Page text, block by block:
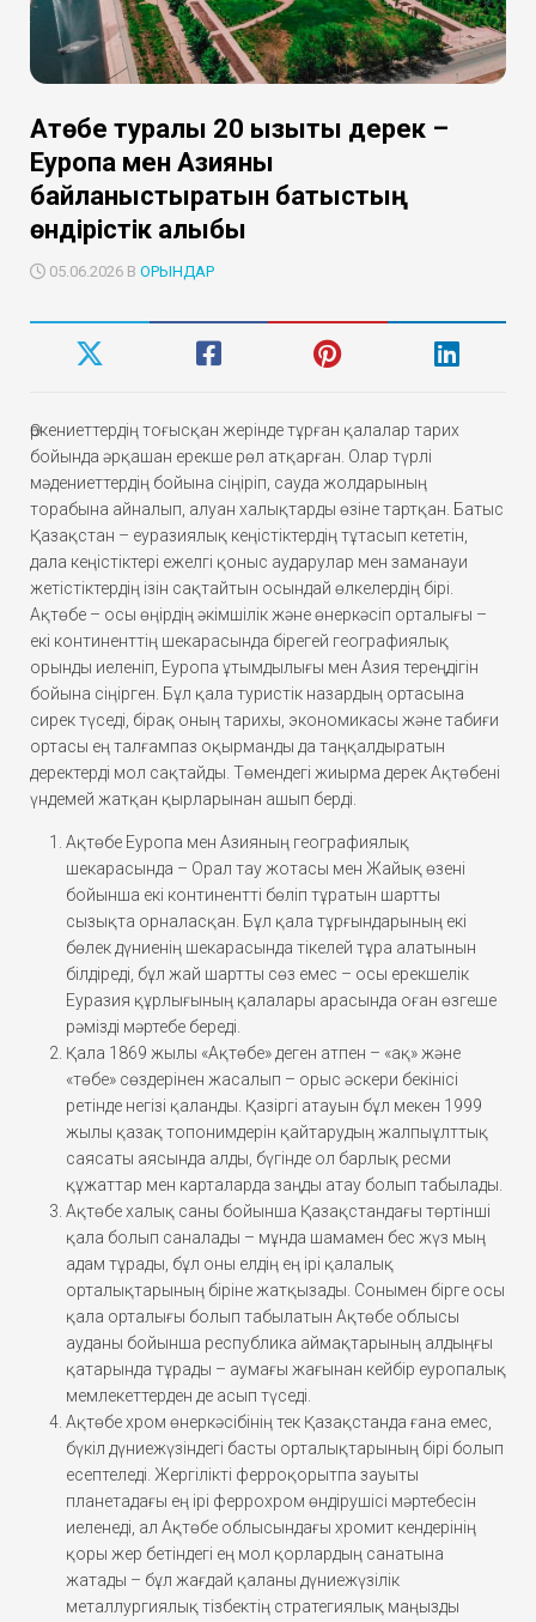
Ақтөбе туралы 20 қызықты дерек –
Еуропа мен Азияны
байланыстыратын батыстың
өндірістік алыбы
05.06.2026 В ОРЫНДАР
Өркениеттердің тоғысқан жерінде тұрған қалалар тарих
бойында әрқашан ерекше рөл атқарған. Олар түрлі
мәдениеттердің бойына сіңіріп, сауда жолдарының
торабына айналып, алуан халықтарды өзіне тартқан. Батыс
Қазақстан – еуразиялық кеңістіктердің тұтасып кететін,
дала кеңістіктері ежелгі қоныс аударулар мен заманауи
жетістіктердің ізін сақтайтын осындай өлкелердің бірі.
Ақтөбе – осы өңірдің әкімшілік және өнеркәсіп орталығы –
екі континенттің шекарасында бірегей географиялық
орынды иеленіп, Еуропа ұтымдылығы мен Азия тереңдігін
бойына сіңірген. Бұл қала туристік назардың ортасына
сирек түседі, бірақ оның тарихы, экономикасы және табиғи
ортасы ең талғампаз оқырманды да таңқалдыратын
деректерді мол сақтайды. Төмендегі жиырма дерек Ақтөбені
үндемей жатқан қырларынан ашып берді.
Ақтөбе Еуропа мен Азияның географиялық
шекарасында – Орал тау жотасы мен Жайық өзені
бойынша екі континентті бөліп тұратын шартты
сызықта орналасқан. Бұл қала тұрғындарының екі
бөлек дүниенің шекарасында тікелей тұра алатынын
білдіреді, бұл жай шартты сөз емес – осы ерекшелік
Еуразия құрлығының қалалары арасында оған өзгеше
рәмізді мәртебе береді.
Қала 1869 жылы «Ақтөбе» деген атпен – «ақ» және
«төбе» сөздерінен жасалып – орыс әскери бекінісі
ретінде негізі қаланды. Қазіргі атауын бұл мекен 1999
жылы қазақ топонимдерін қайтарудың жалпыұлттық
саясаты аясында алды, бүгінде ол барлық ресми
құжаттар мен карталарда заңды атау болып табылады.
Ақтөбе халық саны бойынша Қазақстандағы төртінші
қала болып саналады – мұнда шамамен бес жүз мың
адам тұрады, бұл оны елдің ең ірі қалалық
орталықтарының біріне жатқызады. Сонымен бірге осы
қала орталығы болып табылатын Ақтөбе облысы
ауданы бойынша республика аймақтарының алдыңғы
қатарында тұрады – аумағы жағынан кейбір еуропалық
мемлекеттерден де асып түседі.
Ақтөбе хром өнеркәсібінің тек Қазақстанда ғана емес,
бүкіл дүниежүзіндегі басты орталықтарының бірі болып
есептеледі. Жергілікті ферроқорытпа зауыты
планетадағы ең ірі феррохром өндірушісі мәртебесін
иеленеді, ал Ақтөбе облысындағы хромит кендерінің
қоры жер бетіндегі ең мол қорлардың санатына
жатады – бұл жағдай қаланы дүниежүзілік
металлургиялық тізбектің стратегиялық маңызды